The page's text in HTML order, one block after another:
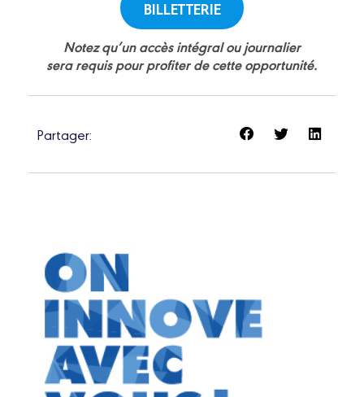
BILLETTERIE
Notez qu’un accès intégral ou journalier
sera requis pour profiter de cette opportunité.
Partager: